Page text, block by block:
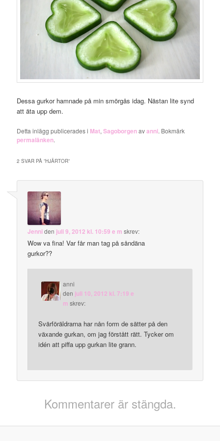
Dessa gurkor hamnade på min smörgås idag. Nästan lite synd
att äta upp dem.
Detta inlägg publicerades i Mat,Sagoborgenavanni. Bokmärk
permalänken.
2 SVAR PÅ ”HJÄRTOR”
Jenniden juli 9, 2012 kl. 10:59 e m skrev:
Wow va fina! Var får man tag på såndäna
gurkor??
anni
den juli 10, 2012 kl. 7:19 e
m skrev:
Svärföräldrarna har nån form de sätter på den
växande gurkan, om jag förstått rätt. Tycker om
idén att piffa upp gurkan lite grann.
Kommentarer är stängda.